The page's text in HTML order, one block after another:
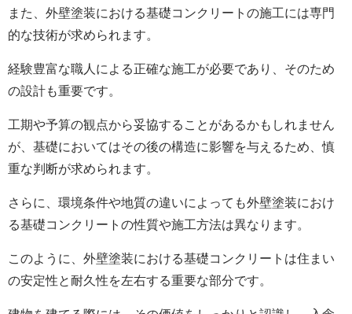
また、 外壁塗装における基礎コンクリートの施工には専門
的な技術が求められます。
経験豊富な職人による正確な施工が必要であり、そのため
の設計も重要です。
工期や予算の観点から妥協することがあるかもしれません
が、基礎においてはその後の構造に影響を与えるため、慎
重な判断が求められます。
さらに、環境条件や地質の違いによっても外壁塗装におけ
る基礎コンクリートの性質や施工方法は異なります。
このように、 外壁塗装における基礎コンクリートは住まい
の安定性と耐久性を左右する重要な部分です。